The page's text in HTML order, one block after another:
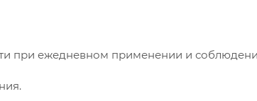
при ежедневном применении и